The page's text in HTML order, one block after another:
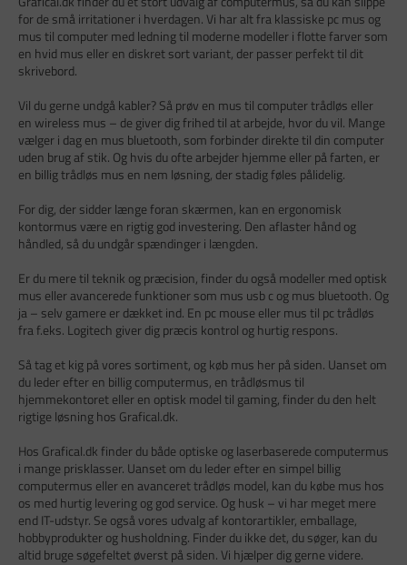
for de små irritationer i hverdagen. Vi har alt fra klassiske pc mus og
mus til computer med ledning til moderne modeller i flotte farver som
en hvid mus eller en diskret sort variant, der passer perfekt til dit
skrivebord.
Vil du gerne undgå kabler? Så prøv en mus til computer trådløs eller
en wireless mus – de giver dig frihed til at arbejde, hvor du vil. Mange
vælger i dag en mus bluetooth, som forbinder direkte til din computer
uden brug af stik. Og hvis du ofte arbejder hjemme eller på farten, er
en billig trådløs mus en nem løsning, der stadig føles pålidelig.
For dig, der sidder længe foran skærmen, kan en ergonomisk
kontormus være en rigtig god investering. Den aflaster hånd og
håndled, så du undgår spændinger i længden.
Er du mere til teknik og præcision, finder du også modeller med optisk
mus eller avancerede funktioner som mus usb c og mus bluetooth. Og
ja – selv gamere er dækket ind. En pc mouse eller mus til pc trådløs
fra f.eks. Logitech giver dig præcis kontrol og hurtig respons.
Så tag et kig på vores sortiment, og køb mus her på siden. Uanset om
du leder efter en billig computermus, en trådløsmus til
hjemmekontoret eller en optisk model til gaming, finder du den helt
rigtige løsning hos Grafical.dk.
Hos Grafical.dk finder du både optiske og laserbaserede computermus
i mange prisklasser. Uanset om du leder efter en simpel billig
computermus eller en avanceret trådløs model, kan du købe mus hos
os med hurtig levering og god service. Og husk – vi har meget mere
end IT-udstyr. Se også vores udvalg af kontorartikler, emballage,
hobbyprodukter og husholdning. Finder du ikke det, du søger, kan du
altid bruge søgefeltet øverst på siden. Vi hjælper dig gerne videre.